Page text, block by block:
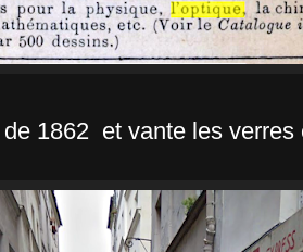
1862 et vante les verres